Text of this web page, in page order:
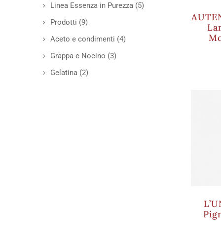
Linea Essenza in Purezza (5)
Prodotti (9)
Aceto e condimenti (4)
Grappa e Nocino (3)
Gelatina (2)